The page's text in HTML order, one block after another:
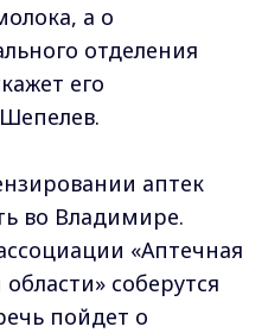
а о
отделения
его
аптек
во Владимире.
«Аптечная
соберутся
пойдет о